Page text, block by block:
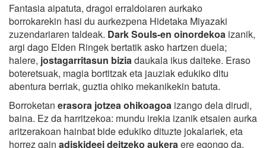
Fantasia aipatuta, dragoi erraldoiaren aurkako
borrokarekin hasi du aurkezpena Hidetaka Miyazaki
zuzendariaren taldeak. Dark Souls-en oinordekoa izanik,
argi dago Elden Ringek bertatik asko hartzen duela;
halere, jostagarritasun biziadaukala ikus daiteke. Eraso
boteretsuak, magia bortitzak eta jauziak edukiko ditu
abentura berriak, guztia ohiko mekanikekin batuta.
Borroketan erasora jotzea ohikoagoa izango dela dirudi,
baina. Ez da harritzekoa: mundu irekia izanik etsaien aurka
aritzerakoan hainbat bide edukiko dituzte jokalariek, eta
horrez gain adiskideei deitzeko aukeraere egongo da.